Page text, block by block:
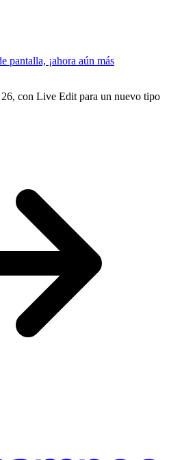
pantalla, ¡ahora aún más
con Live Edit para un nuevo tipo